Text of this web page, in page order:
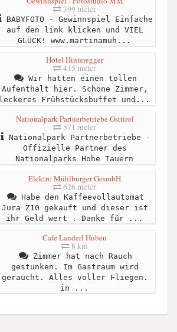
399 meter
BABYFOTO - Gewinnspiel Einfache
auf den link klicken und VIEL
GLÜCK! www.martinamuh...
Hotel Hinteregger
415 meter
Wir hatten einen tollen
Aufenthalt hier. Schöne Zimmer,
leckeres Frühstücksbuffet und...
Nationalpark Partnerbetriebe Osttirol
571 meter
Nationalpark Partnerbetriebe -
Offizielle Partner des
Nationalparks Hohe Tauern
Elektro Mühlburger GesmbH
626 meter
Habe den Kaffeevollautomat
Jura Z10 gekauft und dieser ist
ihr Geld wert . Danke für ...
Cafe Landerl Huben
8 km
Zimmer hat nach Rauch
gestunken. Im Gastraum wird
geraucht. Alles voller Fliegen.
in ...